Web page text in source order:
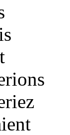
rions
riez